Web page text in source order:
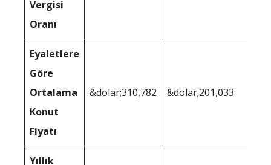
Vergisi
Oranı
Eyaletlere
Göre
Ortalama
Konut
Fiyatı
&dolar;310,782 &dolar;201,033
Yıllık